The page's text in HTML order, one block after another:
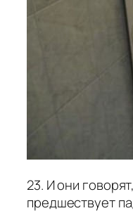
23. И они
предшествует